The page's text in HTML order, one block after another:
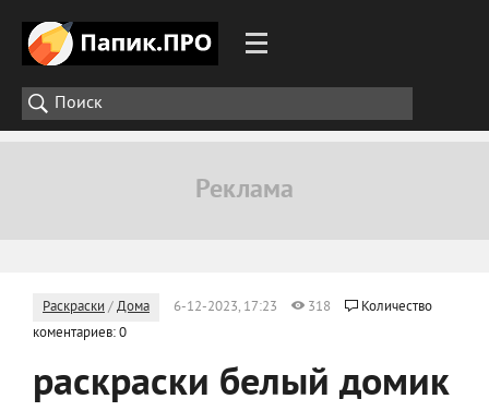
Раскраски /Дома 6-12-2023, 17:23 318
Количество
коментариев: 0
раскраски белый домик